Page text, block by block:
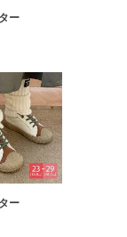
ー
ー